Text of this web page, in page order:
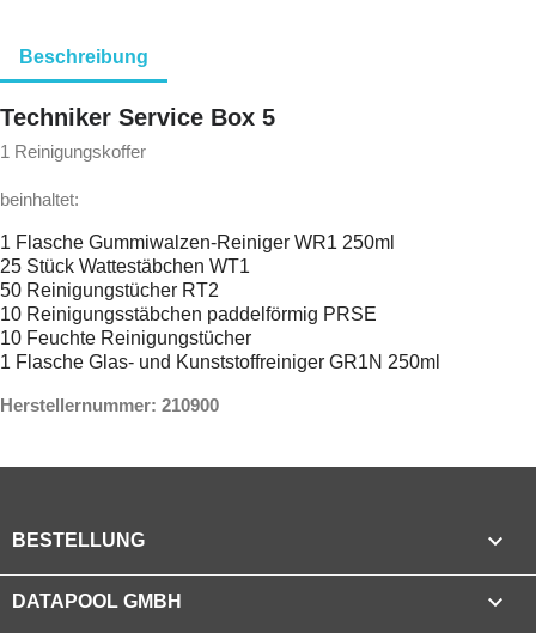
Beschreibung
Techniker Service Box 5
1 Reinigungskoffer
beinhaltet:
1 Flasche Gummiwalzen-Reiniger WR1 250ml
25 Stück Wattestäbchen WT1
50 Reinigungstücher RT2
10 Reinigungsstäbchen paddelförmig PRSE
10 Feuchte Reinigungstücher
1 Flasche Glas- und Kunststoffreiniger GR1N 250ml
Herstellernummer: 210900
BESTELLUNG 
DATAPOOL GMBH 